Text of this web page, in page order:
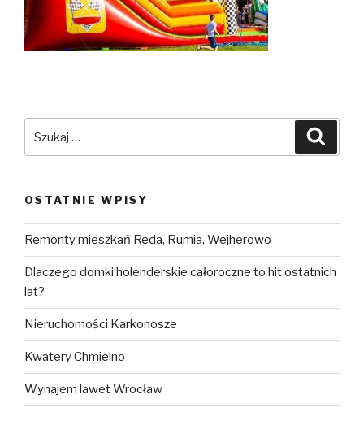
OSTATNIE WPISY
Remonty mieszkań Reda, Rumia, Wejherowo
Dlaczego domki holenderskie całoroczne to hit ostatnich
lat?
Nieruchomości Karkonosze
Kwatery Chmielno
Wynajem lawet Wrocław